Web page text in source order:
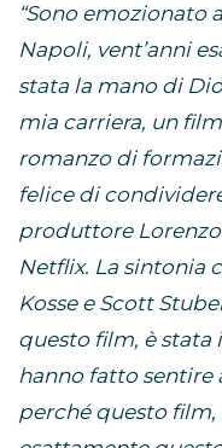
“Sono emozionato
Napoli, vent’anni
stata la mano di
mia carriera, un
romanzo di
felice di
produttore
Netflix. La sintonia
Kosse e Scott
questo film, è
hanno fatto sentire
perché questo